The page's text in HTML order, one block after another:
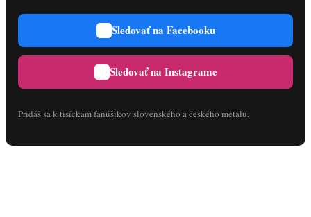
Sledovať na Facebooku
Sledovať na Instagrame
Pridáš sa k tisíckam fanúšikov slovenského a českého metalu.